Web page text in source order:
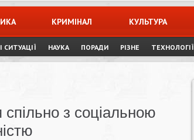
КРИМІНАЛ КУЛЬТУРА
СИТУАЦІЇ НАУКА ПОРАДИ РІЗНЕ ТЕХНОЛОГІЇ
з соціальною